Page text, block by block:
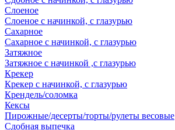
Слоеное
Слоеное с начинкой, с глазурью
Сахарное
Сахарное с начинкой, с глазурью
Затяжное
Затяжное с начинкой ,с глазурью
Крекер
Крекер с начинкой, с глазурью
Крендель/соломка
Кексы
Пирожные/десерты/торты/рулеты весовые
Сдобная выпечка